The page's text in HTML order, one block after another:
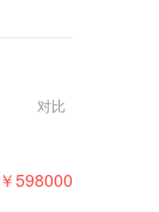
对比
￥598000